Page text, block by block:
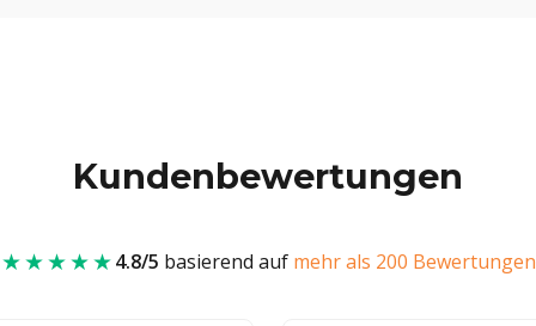
Kundenbewertungen
★★★★★4.8/5 basierend auf mehr als 200 Bewertungen